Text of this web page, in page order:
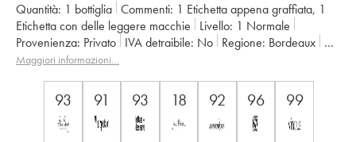
Quantità: 1 bottiglia Commenti: 1 Etichetta appena graffiata, 1
Etichetta con delle leggere macchie
Livello: 1 Normale
Provenienza:
privato IVA detraibile: no Regione:
Bordeaux
Denominazione: Saint-Émilion Grand Cru
Proprietario:
LVMH / Albert Frère
Maggiori informazioni…
93 91 93 18 92 96 99